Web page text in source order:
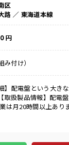
区
路 ／ 東海道本線
円
付け）
】配電盤という大き
■お仕事PR ≪残業で稼げる≫ 高収入を希望される方に
は月20時間以上あ
！ ≪モチベーション